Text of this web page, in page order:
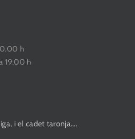
h
19.00 h
i el cadet taronja….